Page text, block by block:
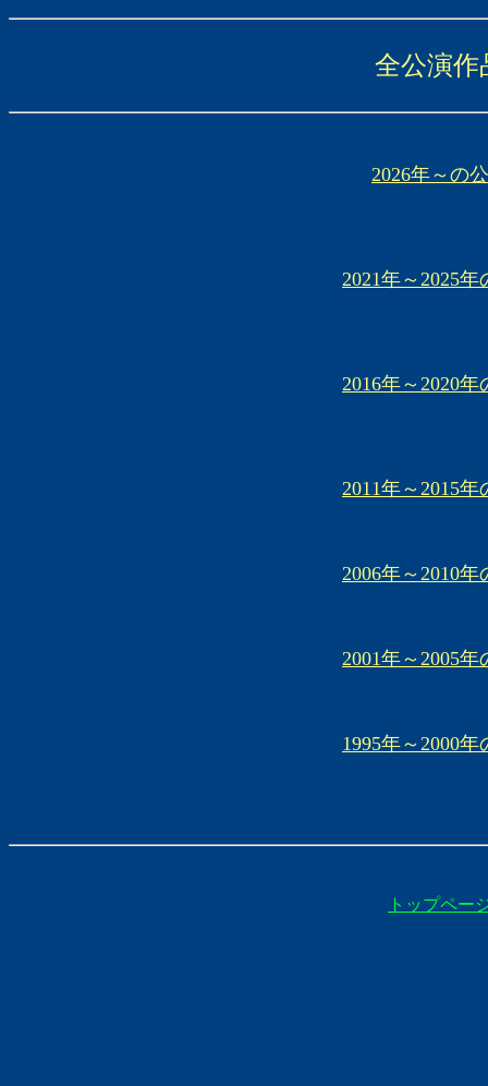
全公演作
2026年～の
2021年～2025年
2016年～2020年
2011年～2015年
2006年～2010年
2001年～2005年
1995年～2000年
トップペー